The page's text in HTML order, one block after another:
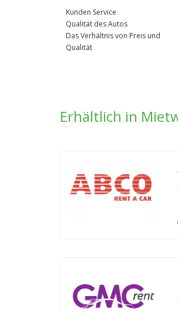
Kunden Service
Qualität des Autos
Das Verhältnis von Preis und
Qualität
Erhältlich in